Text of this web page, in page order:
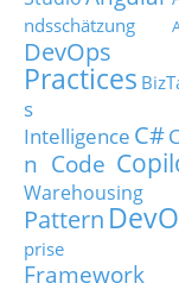
ndsschätzung
DevOps
Practices
s
Intelligence C#
n Code
Warehousing
Pattern
prise
Framework